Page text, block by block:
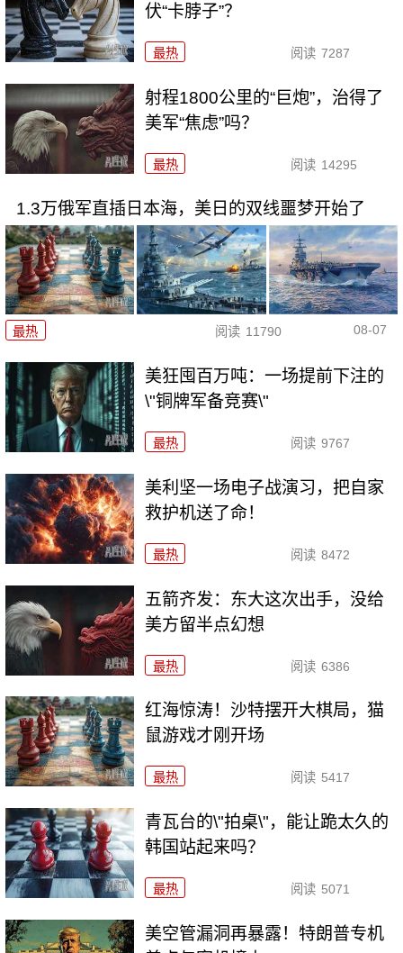
伏“卡脖子”？
最热 阅读 7287
射程1800公里的“巨炮”，治得了
美军“焦虑”吗？
最热 阅读 14295
1.3万俄军直插日本海，美日的双线噩梦开始了
最热 阅读 11790 08-07
美狂囤百万吨：一场提前下注的
\"铜牌军备竞赛\"
最热 阅读 9767
美利坚一场电子战演习，把自家
救护机送了命！
最热 阅读 8472
五箭齐发：东大这次出手，没给
美方留半点幻想
最热 阅读 6386
红海惊涛！沙特摆开大棋局，猫
鼠游戏才刚开场
最热 阅读 5417
青瓦台的\"拍桌\"，能让跪太久的
韩国站起来吗？
最热 阅读 5071
美空管漏洞再暴露！特朗普专机